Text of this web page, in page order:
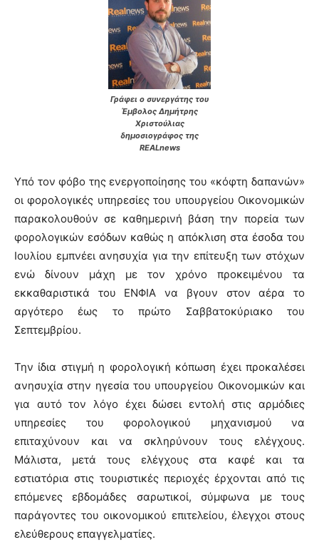
Γράφει ο συνεργάτης του
Έμβολος Δημήτρης
Χριστούλιας
δημοσιογράφος της
REALnews
Υπό τον φόβο της ενεργοποίησης του «κόφτη δαπανών»
οι φορολογικές υπηρεσίες του υπουργείου Οικονομικών
παρακολουθούν σε καθημερινή βάση την πορεία των
φορολογικών εσόδων καθώς η απόκλιση στα έσοδα του
Ιουλίου εμπνέει ανησυχία για την επίτευξη των στόχων
ενώ δίνουν μάχη με τον χρόνο προκειμένου τα
εκκαθαριστικά του ΕΝΦΙΑ να βγουν στον αέρα το
αργότερο έως το πρώτο Σαββατοκύριακο του
Σεπτεμβρίου.
Την ίδια στιγμή η φορολογική κόπωση έχει προκαλέσει
ανησυχία στην ηγεσία του υπουργείου Οικονομικών και
για αυτό τον λόγο έχει δώσει εντολή στις αρμόδιες
υπηρεσίες του φορολογικού μηχανισμού να
επιταχύνουν και να σκληρύνουν τους ελέγχους.
Μάλιστα, μετά τους ελέγχους στα καφέ και τα
εστιατόρια στις τουριστικές περιοχές έρχονται από τις
επόμενες εβδομάδες σαρωτικοί, σύμφωνα με τους
παράγοντες του οικονομικού επιτελείου, έλεγχοι στους
ελεύθερους επαγγελματίες.